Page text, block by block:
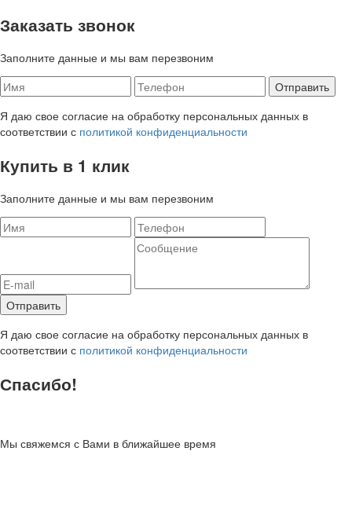
Заказать звонок
Заполните данные и мы вам перезвоним
Я даю свое согласие на обработку персональных данных в
соответствии с политикой конфиденциальности
Купить в 1 клик
Заполните данные и мы вам перезвоним
Я даю свое согласие на обработку персональных данных в
соответствии с политикой конфиденциальности
Спасибо!
Мы свяжемся с Вами в ближайшее время